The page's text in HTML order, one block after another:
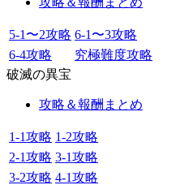
5-1〜2攻略 6-1〜3攻略
6-4攻略
究極難度攻略
破滅の異宝
攻略＆報酬まとめ
1-1攻略 1-2攻略
2-1攻略 3-1攻略
3-2攻略 4-1攻略